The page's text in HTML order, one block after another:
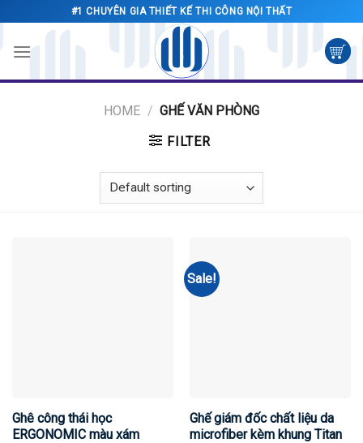
content
#1 CHUYÊN GIA THIẾT KẾ THI CÔNG NỘI THẤT
HOME / GHẾ VĂN PHÒNG
FILTER
Ghê công thái học
ERGONOMIC màu xám
Sale!
Ghế giám đốc chất liệu da
microfiber kèm khung Titan